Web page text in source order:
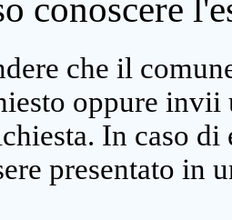
conoscere
che il
oppure invii
In caso
presentato in